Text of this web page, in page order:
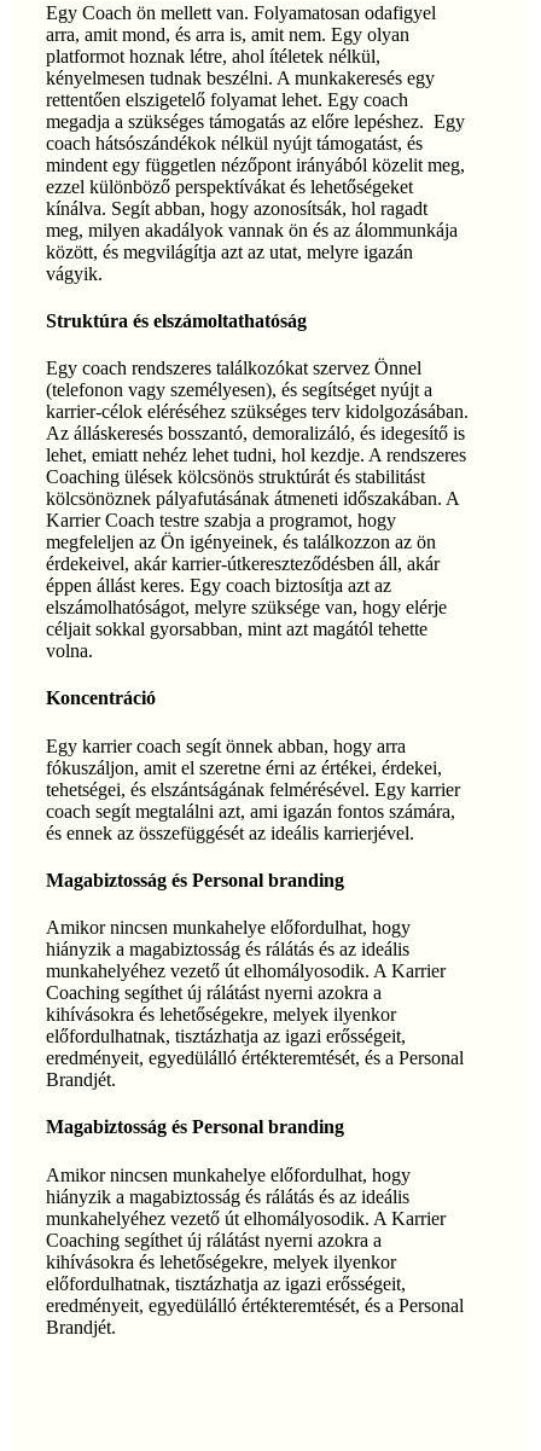
Egy Coach ön mellett van. Folyamatosan odafigyel
arra, amit mond, és arra is, amit nem. Egy olyan
platformot hoznak létre, ahol ítéletek nélkül,
kényelmesen tudnak beszélni. A munkakeresés egy
rettentően elszigetelő folyamat lehet. Egy coach
megadja a szükséges támogatás az előre lepéshez. Egy
coach hátsószándékok nélkül nyújt támogatást, és
mindent egy független nézőpont irányából közelit meg,
ezzel különböző perspektívákat és lehetőségeket
kínálva. Segít abban, hogy azonosítsák, hol ragadt
meg, milyen akadályok vannak ön és az álommunkája
között, és megvilágítja azt az utat, melyre igazán
vágyik.
Struktúra és elszámoltathatóság
Egy coach rendszeres találkozókat szervez Önnel
(telefonon vagy személyesen), és segítséget nyújt a
karrier-célok eléréséhez szükséges terv kidolgozásában.
Az álláskeresés bosszantó, demoralizáló, és idegesítő is
lehet, emiatt nehéz lehet tudni, hol kezdje. A rendszeres
Coaching ülések kölcsönös struktúrát és stabilitást
kölcsönöznek pályafutásának átmeneti időszakában. A
Karrier Coach testre szabja a programot, hogy
megfeleljen az Ön igényeinek, és találkozzon az ön
érdekeivel, akár karrier-útkereszteződésben áll, akár
éppen állást keres. Egy coach biztosítja azt az
elszámolhatóságot, melyre szüksége van, hogy elérje
céljait sokkal gyorsabban, mint azt magától tehette
volna.
Koncentráció
Egy karrier coach segít önnek abban, hogy arra
fókuszáljon, amit el szeretne érni az értékei, érdekei,
tehetségei, és elszántságának felmérésével. Egy karrier
coach segít megtalálni azt, ami igazán fontos számára,
és ennek az összefüggését az ideális karrierjével.
Magabiztosság és Personal branding
Amikor nincsen munkahelye előfordulhat, hogy
hiányzik a magabiztosság és rálátás és az ideális
munkahelyéhez vezető út elhomályosodik. A Karrier
Coaching segíthet új rálátást nyerni azokra a
kihívásokra és lehetőségekre, melyek ilyenkor
előfordulhatnak, tisztázhatja az igazi erősségeit,
eredményeit, egyedülálló értékteremtését, és a Personal
Brandjét.
Magabiztosság és Personal branding
Amikor nincsen munkahelye előfordulhat, hogy
hiányzik a magabiztosság és rálátás és az ideális
munkahelyéhez vezető út elhomályosodik. A Karrier
Coaching segíthet új rálátást nyerni azokra a
kihívásokra és lehetőségekre, melyek ilyenkor
előfordulhatnak, tisztázhatja az igazi erősségeit,
eredményeit, egyedülálló értékteremtését, és a Personal
Brandjét.